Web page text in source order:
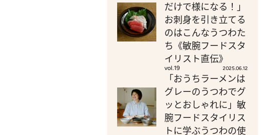
だけで様になる！」
お刺身を引き立てる
のはこんなうつわた
ち《敏腕フードスタ
イリスト直伝》
vol.19 2025.06.12
「おうちラーメンは
グレーのうつわでグ
ッとおしゃれに」敏
腕フードスタイリス
トに学ぶうつわの使